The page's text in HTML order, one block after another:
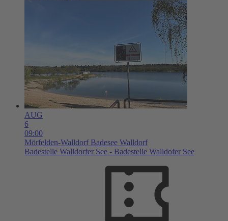
AUG
6
09:00
Mörfelden-Walldorf Badesee Walldorf
Badestelle Walldorfer See - Badestelle Walldofer See